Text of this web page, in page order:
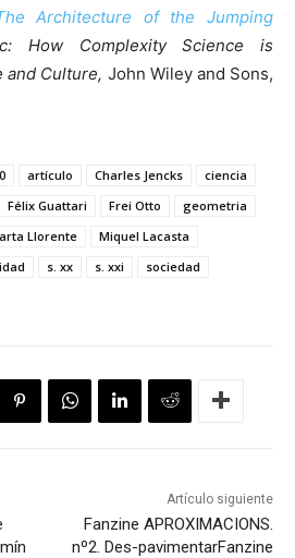
Architecture of the Jumping
How Complexity Science is
and Culture, John Wiley and Sons,
artículo Charles Jencks
ciencia
Félix Guattari Frei Otto
geometria
Llorente
Miquel Lacasta
s. xx s. xxi
sociedad
Artículo siguiente
Fanzine APROXIMACIONS.
nº2. Des-pavimentarFanzine